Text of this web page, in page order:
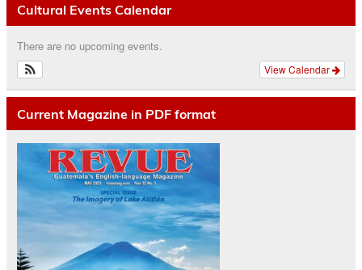
Cultural Events Calendar
There are no upcoming events.
View Calendar
Current Magazine in PDF format